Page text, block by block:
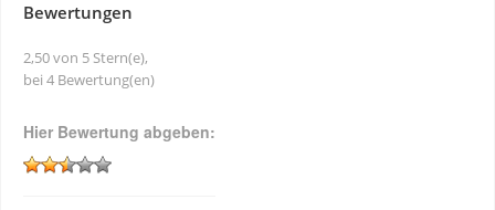
Bewertungen
2,50 von 5 Stern(e),
bei 4 Bewertung(en)
Hier Bewertung abgeben: